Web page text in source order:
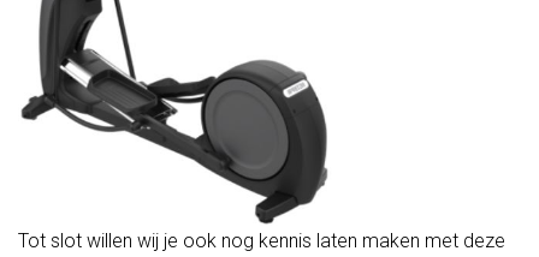
Tot slot willen wij je ook nog kennis laten maken met deze